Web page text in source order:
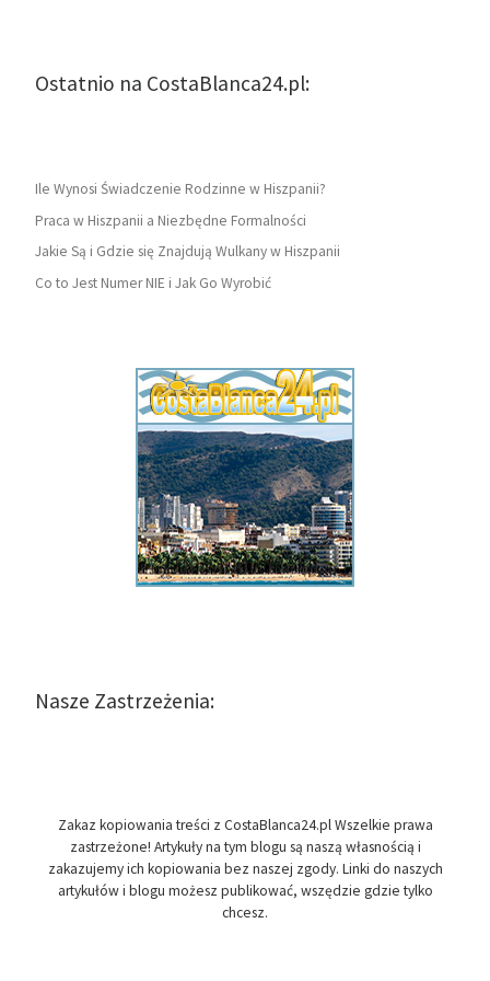
Ostatnio na CostaBlanca24.pl:
Ile Wynosi Świadczenie Rodzinne w Hiszpanii?
Praca w Hiszpanii a Niezbędne Formalności
Jakie Są i Gdzie się Znajdują Wulkany w Hiszpanii
Co to Jest Numer NIE i Jak Go Wyrobić
Nasze Zastrzeżenia:
Zakaz kopiowania treści z CostaBlanca24.pl Wszelkie prawa
zastrzeżone! Artykuły na tym blogu są naszą własnością i
zakazujemy ich kopiowania bez naszej zgody. Linki do naszych
artykułów i blogu możesz publikować, wszędzie gdzie tylko
chcesz.